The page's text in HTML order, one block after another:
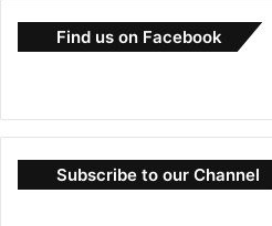
Find us on Facebook
Subscribe to our Channel